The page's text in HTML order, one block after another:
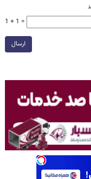
1 + 1 =
ارسال